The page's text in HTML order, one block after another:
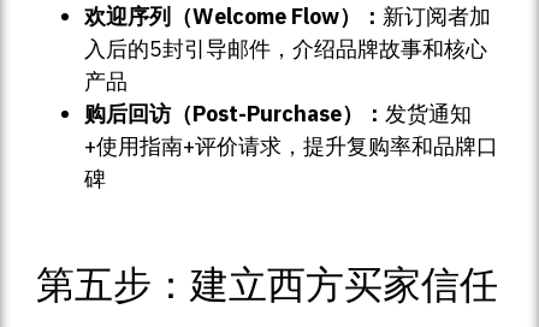
欢迎序列（Welcome Flow）： 新订阅者加
入后的5封引导邮件，介绍品牌故事和核心
产品
购后回访（Post-Purchase）： 发货通知
+使用指南+评价请求，提升复购率和品牌口
碑
第五步：建立西方买家信任